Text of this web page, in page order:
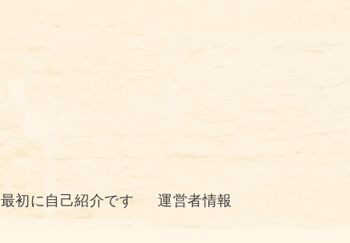
最初に自己紹介です 運営者情報